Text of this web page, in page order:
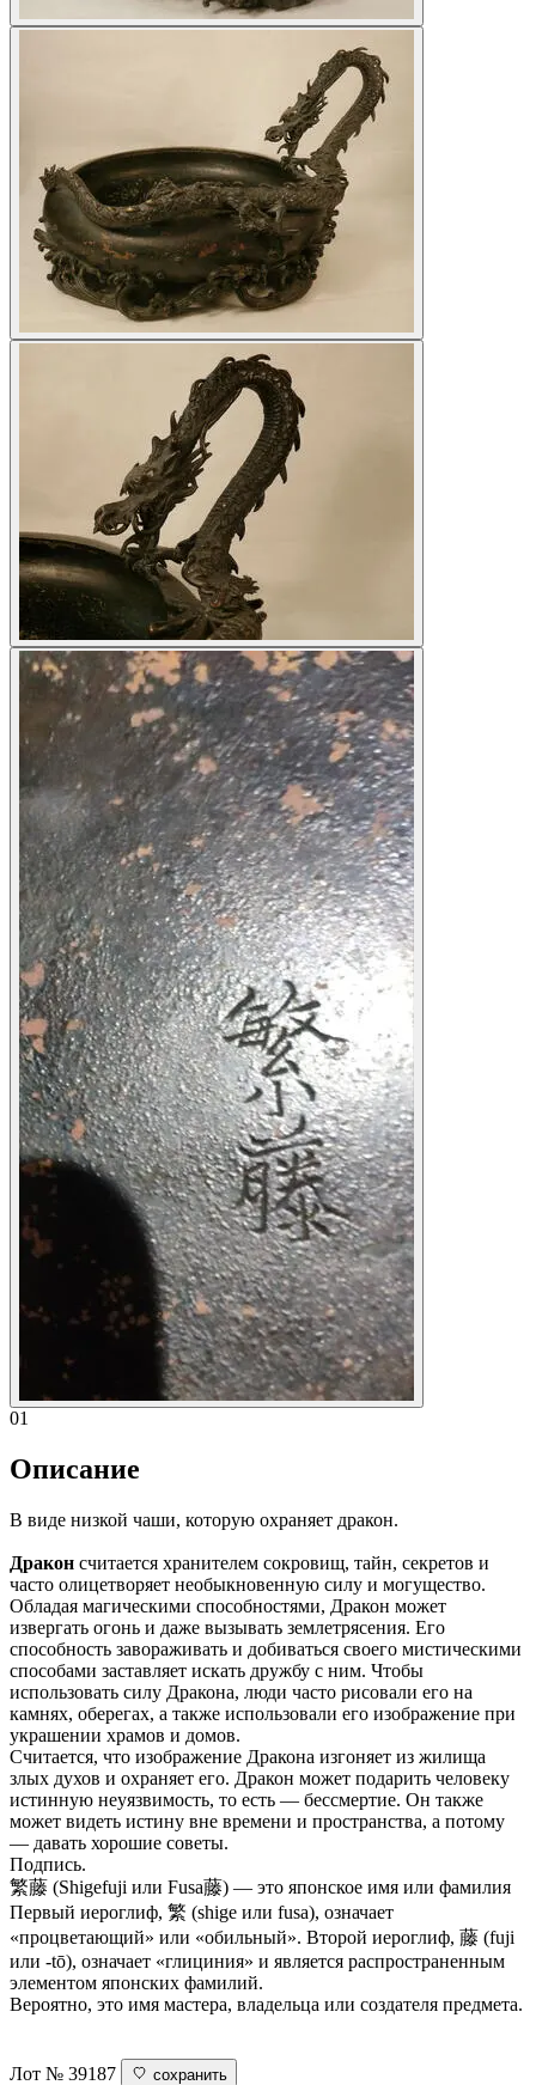
01
Описание
В виде низкой чаши, которую охраняет дракон.
Дракон считается хранителем сокровищ, тайн, секретов и
часто олицетворяет необыкновенную силу и могущество.
Обладая магическими способностями, Дракон может
извергать огонь и даже вызывать землетрясения. Его
способность завораживать и добиваться своего мистическими
способами заставляет искать дружбу с ним. Чтобы
использовать силу Дракона, люди часто рисовали его на
камнях, оберегах, а также использовали его изображение при
украшении храмов и домов.
Считается, что изображение Дракона изгоняет из жилища
злых духов и охраняет его. Дракон может подарить человеку
истинную неуязвимость, то есть — бессмертие. Он также
может видеть истину вне времени и пространства, а потому
— давать хорошие советы.
Подпись.
繁藤 (Shigefuji или Fusa藤) — это японское имя или фамилия
Первый иероглиф, 繁 (shige или fusa), означает
«процветающий» или «обильный». Второй иероглиф, 藤 (fuji
или -tō), означает «глициния» и является распространенным
элементом японских фамилий.
Вероятно, это имя мастера, владельца или создателя предмета.
Лот № 39187 сохранить